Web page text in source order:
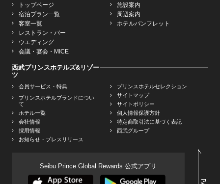
トップページ
宿泊プラン一覧
客室一覧
レストラン・バー
ウエディング
会議・宴会・MICE
施設案内
周辺案内
ホテルパンフレット
西武プリンスホテルズ&リゾー
ツ
会員サービス・特典
プリンスホテルブランドについ
て
ホテル一覧
会社情報
採用情報
お知らせ・プレスリリース
プリンスホテルセレクション
サイトマップ
サイトポリシー
個人情報保護方針
特定商取引法に基づく表記
西武グループ
Seibu Prince Global Rewards 公式アプリ